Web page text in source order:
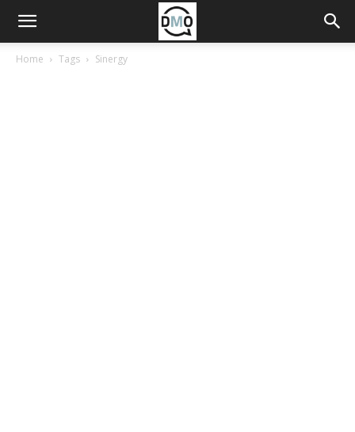
Home Tags Sinergy